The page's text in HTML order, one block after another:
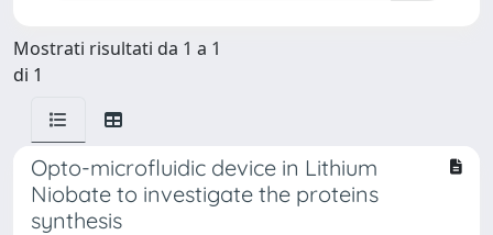
Mostrati risultati da 1 a 1
di 1
Opto-microfluidic device in Lithium
Niobate to investigate the proteins
synthesis ​